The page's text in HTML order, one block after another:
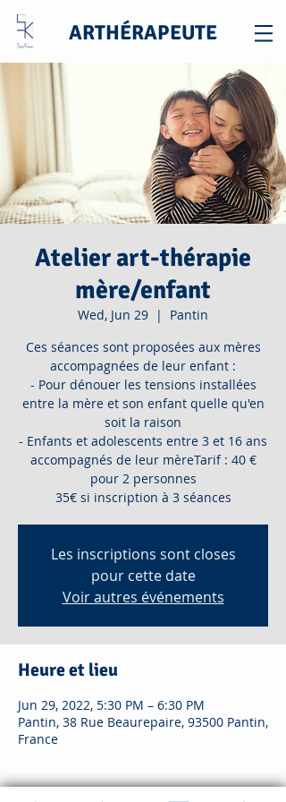
ARTHÉRAPEUTE
Atelier art-thérapie
mère/enfant
Wed, Jun 29
  |
Pantin
Ces séances sont proposées aux mères
accompagnées de leur enfant :
- Pour dénouer les tensions installées
entre la mère et son enfant quelle qu'en
soit la raison
- Enfants et adolescents entre 3 et 16 ans
accompagnés de leur mèreTarif : 40 €
pour 2 personnes
35€ si inscription à 3 séances
Les inscriptions sont closes
pour cette date
Voir autres événements
Heure et lieu
Jun 29, 2022, 5:30 PM – 6:30 PM
Pantin, 38 Rue Beaurepaire, 93500 Pantin,
France